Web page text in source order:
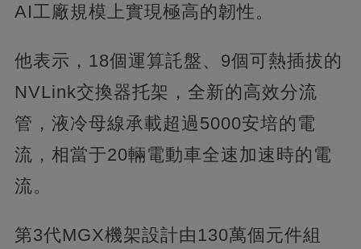
AI工廠規模上實現極高的韌性。
他表示，18個運算託盤、9個可熱插拔的
NVLink交換器托架，全新的高效分流
管，液冷母線承載超過5000安培的電
流，相當于20輛電動車全速加速時的電
流。
第3代MGX機架設計由130萬個元件組